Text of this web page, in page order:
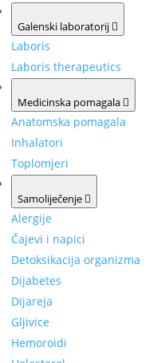
Galenski laboratorij
Laboris
Laboris therapeutics
Medicinska pomagala
Anatomska pomagala
Inhalatori
Toplomjeri
Samoliječenje
Alergije
Čajevi i napici
Detoksikacija organizma
Dijabetes
Dijareja
Gljivice
Hemoroidi